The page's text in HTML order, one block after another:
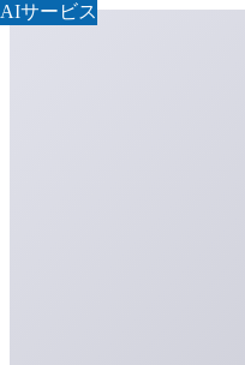
AIサービス
AIサービス
AIサービス
AIサービス
AIサービス
AIサービス
AIサービス
AIサービス
AIサービス